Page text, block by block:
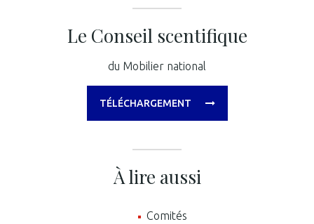
Le Conseil scentifique
du Mobilier national
TÉLÉCHARGEMENT
À lire aussi
Comités